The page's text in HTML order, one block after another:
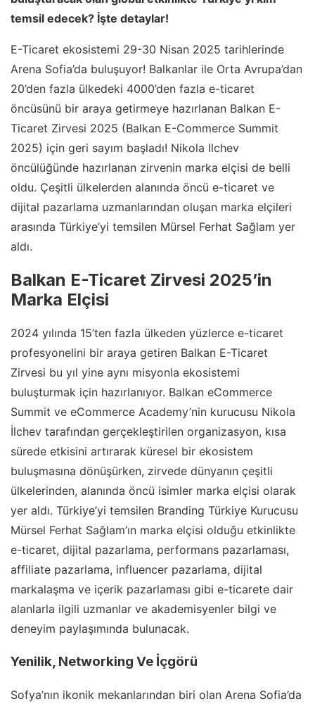
temsil edecek? İşte detaylar!
E-Ticaret ekosistemi 29-30 Nisan 2025 tarihlerinde
Arena Sofia’da buluşuyor! Balkanlar ile Orta Avrupa’dan
20’den fazla ülkedeki 4000’den fazla e-ticaret
öncüsünü bir araya getirmeye hazırlanan Balkan E-
Ticaret Zirvesi 2025 (Balkan E-Commerce Summit
2025) için geri sayım başladı! Nikola Ilchev
öncülüğünde hazırlanan zirvenin marka elçisi de belli
oldu. Çeşitli ülkelerden alanında öncü e-ticaret ve
dijital pazarlama uzmanlarından oluşan marka elçileri
arasında Türkiye’yi temsilen Mürsel Ferhat Sağlam yer
aldı.
Balkan E-Ticaret Zirvesi 2025’in
Marka Elçisi
2024 yılında 15’ten fazla ülkeden yüzlerce e-ticaret
profesyonelini bir araya getiren Balkan E-Ticaret
Zirvesi bu yıl yine aynı misyonla ekosistemi
buluşturmak için hazırlanıyor. Balkan eCommerce
Summit ve eCommerce Academy’nin kurucusu Nikola
İlchev tarafından gerçekleştirilen organizasyon, kısa
sürede etkisini artırarak küresel bir ekosistem
buluşmasına dönüşürken, zirvede dünyanın çeşitli
ülkelerinden, alanında öncü isimler marka elçisi olarak
yer aldı. Türkiye’yi temsilen Branding Türkiye Kurucusu
Mürsel Ferhat Sağlam’ın marka elçisi olduğu etkinlikte
e-ticaret, dijital pazarlama, performans pazarlaması,
affiliate pazarlama, influencer pazarlama, dijital
markalaşma ve içerik pazarlaması gibi e-ticarete dair
alanlarla ilgili uzmanlar ve akademisyenler bilgi ve
deneyim paylaşımında bulunacak.
Yenilik, Networking Ve İçgörü
Sofya’nın ikonik mekanlarından biri olan Arena Sofia’da